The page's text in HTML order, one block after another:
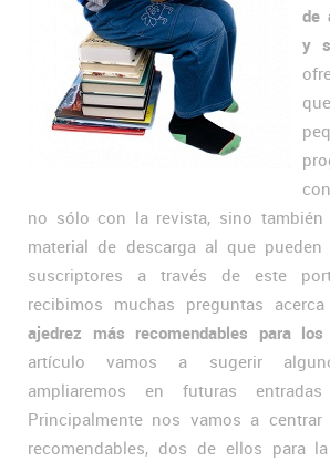
de
y
no sólo con la revista, sino
material de descarga al que pueden
suscriptores a través de este
recibimos muchas preguntas
ajedrez más recomendables para los
artículo vamos a sugerir
ampliaremos en futuras
Principalmente nos vamos a
recomendables, dos de ellos para la